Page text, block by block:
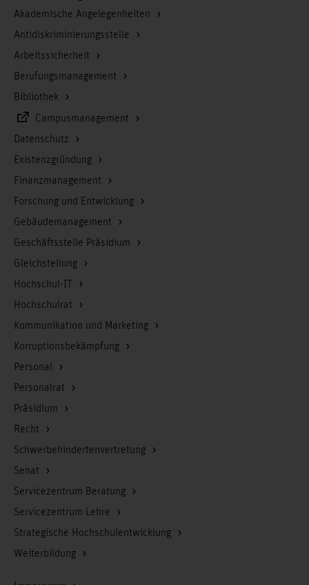
Akademische Angelegenheiten
Antidiskriminierungsstelle
Arbeitssicherheit
Berufungsmanagement
Bibliothek
Campusmanagement
Datenschutz
Existenzgründung
Finanzmanagement
Forschung und Entwicklung
Gebäudemanagement
Geschäftsstelle Präsidium
Gleichstellung
Hochschul-IT
Hochschulrat
Kommunikation und Marketing
Korruptionsbekämpfung
Personal
Personalrat
Präsidium
Recht
Schwerbehindertenvertretung
Senat
Servicezentrum Beratung
Servicezentrum Lehre
Strategische Hochschulentwicklung
Weiterbildung